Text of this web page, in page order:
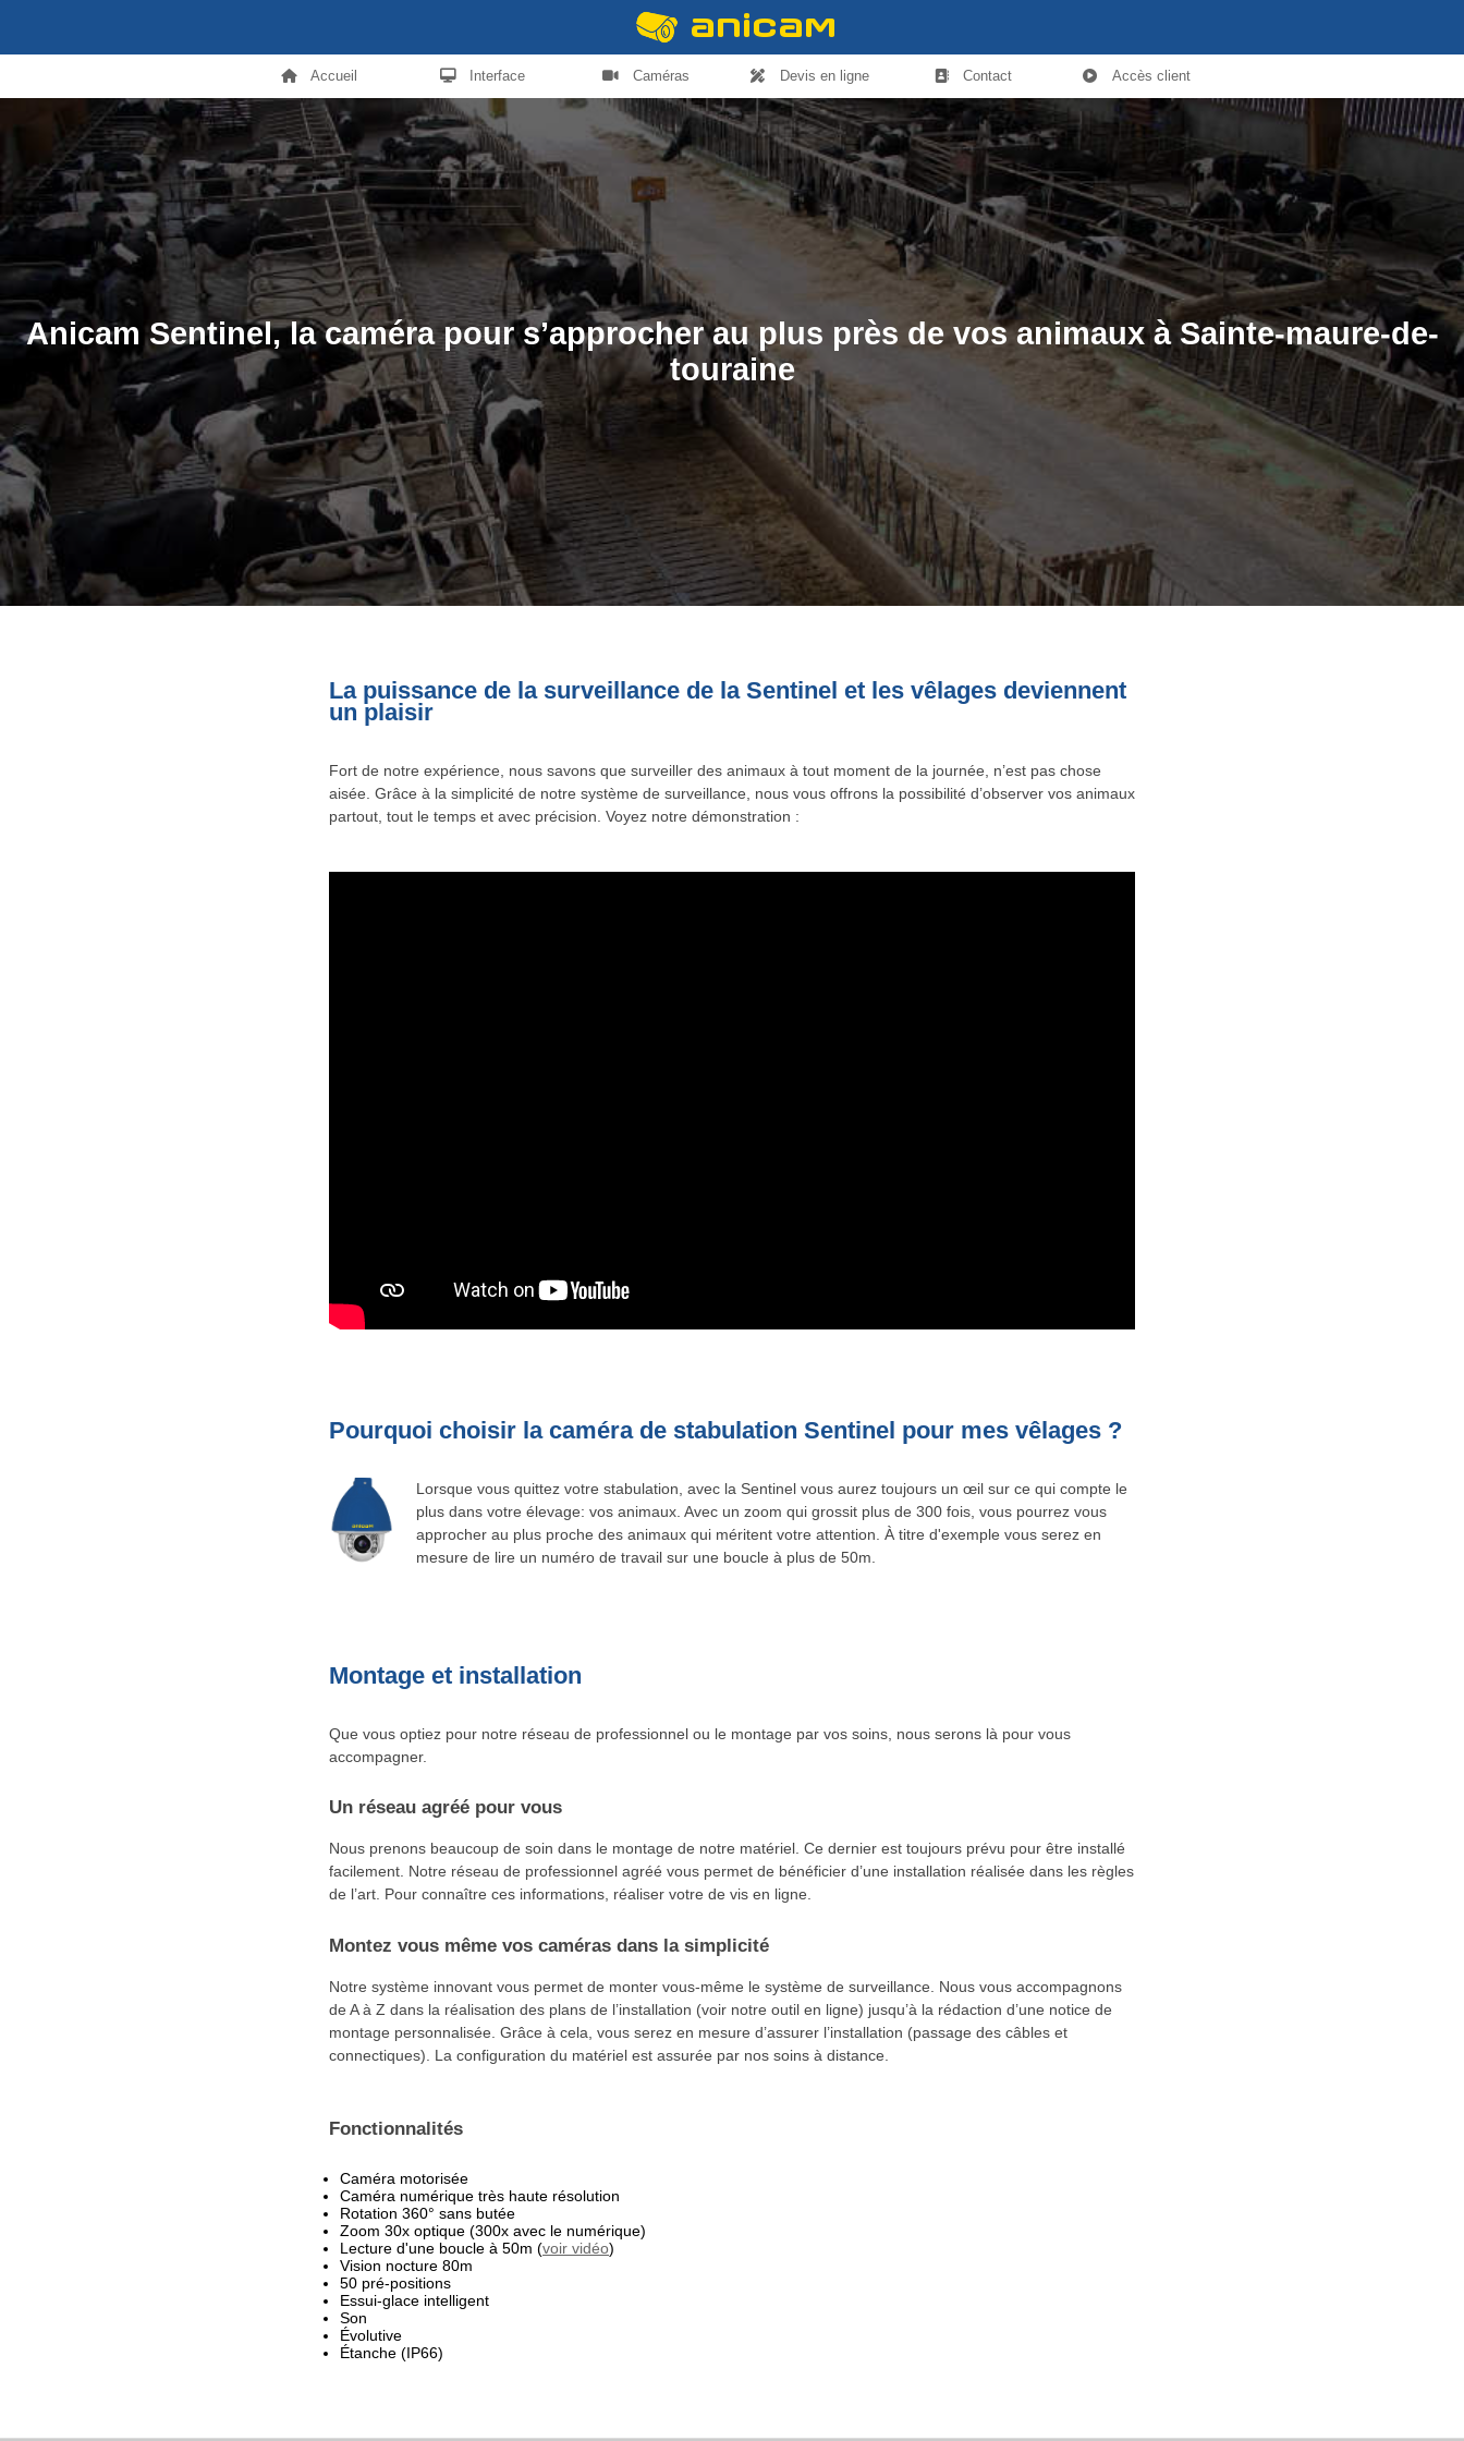
Accueil Interface Caméras Devis en ligne Contact Accès client
Anicam Sentinel, la caméra pour s’approcher au plus près de vos animaux à Sainte-maure-de-
touraine
La puissance de la surveillance de la Sentinel et les vêlages deviennent
un plaisir
Fort de notre expérience, nous savons que surveiller des animaux à tout moment de la journée, n’est pas chose
aisée. Grâce à la simplicité de notre système de surveillance, nous vous offrons la possibilité d’observer vos animaux
partout, tout le temps et avec précision. Voyez notre démonstration :
Pourquoi choisir la caméra de stabulation Sentinel pour mes vêlages ?
Lorsque vous quittez votre stabulation, avec la Sentinel vous aurez toujours un œil sur ce qui compte le
plus dans votre élevage: vos animaux. Avec un zoom qui grossit plus de 300 fois, vous pourrez vous
approcher au plus proche des animaux qui méritent votre attention. À titre d'exemple vous serez en
mesure de lire un numéro de travail sur une boucle à plus de 50m.
Montage et installation
Que vous optiez pour notre réseau de professionnel ou le montage par vos soins, nous serons là pour vous
accompagner.
Un réseau agréé pour vous
Nous prenons beaucoup de soin dans le montage de notre matériel. Ce dernier est toujours prévu pour être installé
facilement. Notre réseau de professionnel agréé vous permet de bénéficier d’une installation réalisée dans les règles
de l’art. Pour connaître ces informations, réaliser votre de vis en ligne.
Montez vous même vos caméras dans la simplicité
Notre système innovant vous permet de monter vous-même le système de surveillance. Nous vous accompagnons
de A à Z dans la réalisation des plans de l’installation (voir notre outil en ligne) jusqu’à la rédaction d’une notice de
montage personnalisée. Grâce à cela, vous serez en mesure d’assurer l’installation (passage des câbles et
connectiques). La configuration du matériel est assurée par nos soins à distance.
Fonctionnalités
Caméra motorisée
Caméra numérique très haute résolution
Rotation 360° sans butée
Zoom 30x optique (300x avec le numérique)
Lecture d'une boucle à 50m (voir vidéo)
Vision nocture 80m
50 pré-positions
Essui-glace intelligent
Son
Évolutive
Étanche (IP66)